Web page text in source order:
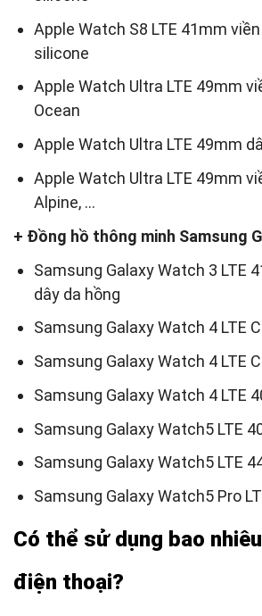
Apple Watch S8 LTE 41mm
silicone
Apple Watch Ultra LTE 49mm
Ocean
Apple Watch Ultra LTE 49mm
Apple Watch Ultra LTE 49mm
Alpine, …
+ Đồng hồ thông minh Samsung
Samsung Galaxy Watch 3 LTE
dây da hồng
Samsung Galaxy Watch 4 LTE
Samsung Galaxy Watch 4 LTE
Samsung Galaxy Watch 4 LTE
Samsung Galaxy Watch5 LTE
Samsung Galaxy Watch5 LTE
Samsung Galaxy Watch5 Pro
Có thể sử dụng bao
điện thoại?